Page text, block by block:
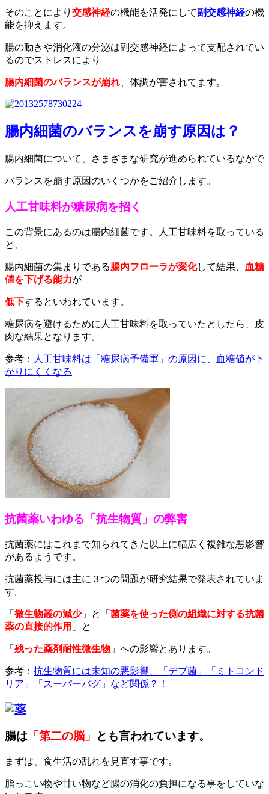
そのことにより 交感神経の機能を活発にして副交感神経の機
能を抑えます。
腸の動きや消化液の分泌は副交感神経によって支配されてい
るのでストレスにより
腸内細菌のバランスが崩れ 、体調が害されてます。
腸内細菌のバランスを崩す原因は？
腸内細菌について、さまざまな研究が進められているなかで
バランスを崩す原因のいくつかをご紹介します。
人工甘味料が糖尿病を招く
この背景にあるのは腸内細菌です。人工甘味料を取っている
と、
腸内細菌の集まりである腸内フローラが変化して結果、
血糖
値を下げる能力が
低下するといわれています。
糖尿病を避けるために人工甘味料を取っていたとしたら、皮
肉な結果となります。
参考： 人工甘味料は「糖尿病予備軍」の原因に、血糖値が下
がりにくくなる
抗菌薬いわゆる「抗生物質」の弊害
抗菌薬にはこれまで知られてきた以上に幅広く複雑な悪影響
があるようです。
抗菌薬投与には主に３つの問題が研究結果で発表されていま
す。
「 微生物叢の減少」と「 菌薬を使った側の組織に対する抗菌
薬の直接的作用 」と
「 残った薬剤耐性微生物 」への影響とあります。
参考： 抗生物質には未知の悪影響、「デブ菌」「ミトコンド
リア」「スーパーバグ」など関係？！
腸は 「第二の脳」 とも言われています。
まずは、食生活の乱れを見直す事です。
脂っこい物や甘い物など腸の消化の負担になる事をしていな